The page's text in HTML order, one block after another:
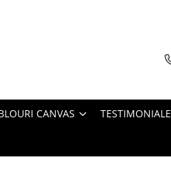
CANVAS TESTIMONIALE